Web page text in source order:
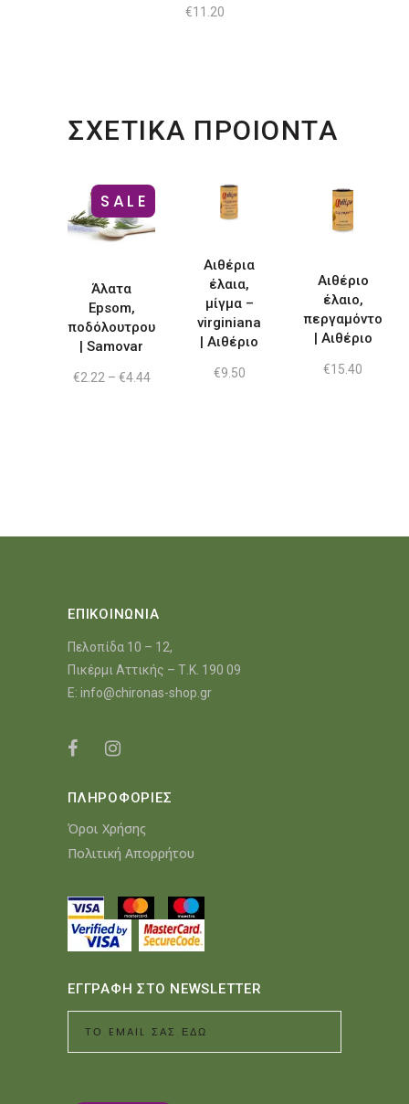
€11.20
ΣΧΕΤΙΚΑ ΠΡΟΙΟΝΤΑ
SALEΑυτό
προϊόν
παραλλαγές.
Οι
επιλογές
μπορούν
Άλατα
Epsom,
ποδόλουτρου
| Samovar
€2.22 – €4.44Price
Αιθέρια
έλαια,
μίγμα –
virginiana
| Αιθέριο
€9.50
Αιθέριο
έλαιο,
περγαμόντο
| Αιθέριο
€15.40
ΕΠΙΚΟΙΝΩΝΙΑ
Πελοπίδα 10 – 12,
Πικέρμι Αττικής – Τ.Κ. 190 09
E: info@chironas-shop.gr
ΠΛΗΡΟΦΟΡΙΕΣ
Όροι Χρήσης
Πολιτική Απορρήτου
ΕΓΓΡΑΦΗ ΣΤΟ NEWSLETTER